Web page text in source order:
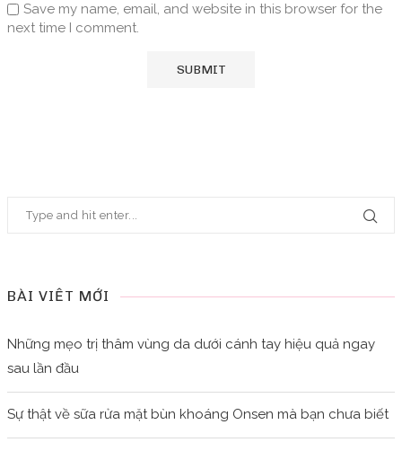
Save my name, email, and website in this browser for the
next time I comment.
BÀI VIẾT MỚI
Những mẹo trị thâm vùng da dưới cánh tay hiệu quả ngay
sau lần đầu
Sự thật về sữa rửa mặt bùn khoáng Onsen mà bạn chưa biết